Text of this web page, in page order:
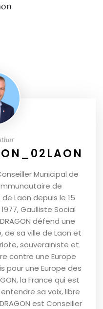
Municipal de
de
Laon depuis le 15
Gaulliste Social
défend une
de sa ville de Laon et
souverainiste et
contre une Europe
pour une Europe des
la France qui est
sa voix, libre
est Conseiller